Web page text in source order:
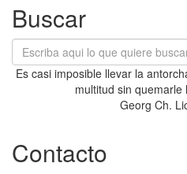
Buscar
Es casi imposible llevar la
multitud sin
Georg Ch.
Contacto